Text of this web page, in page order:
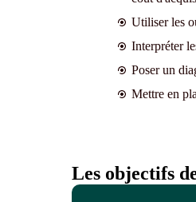
Utiliser les
Interpréter
Poser un
Mettre en
Les objectifs